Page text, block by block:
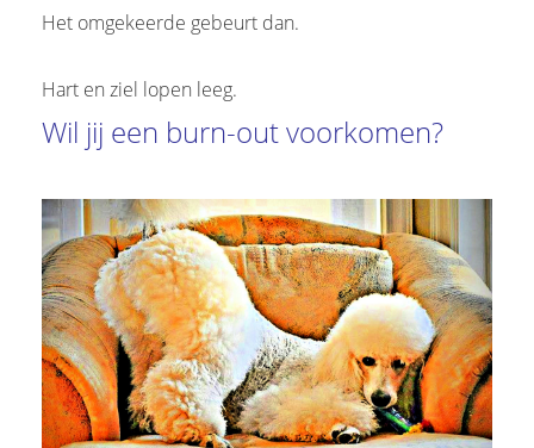
Het omgekeerde gebeurt dan.
Hart en ziel lopen leeg.
Wil jij een burn-out voorkomen?